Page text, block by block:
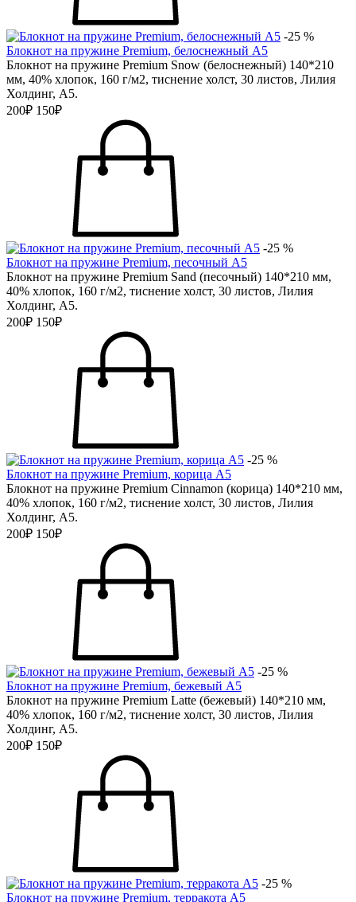
-25 %
Блокнот на пружине Premium, белоснежный А5
Блокнот на пружине Premium Snow (белоснежный) 140*210
мм, 40% хлопок, 160 г/м2, тиснение холст, 30 листов, Лилия
Холдинг, А5.
200₽ 150₽
-25 %
Блокнот на пружине Premium, песочный А5
Блокнот на пружине Premium Sand (песочный) 140*210 мм,
40% хлопок, 160 г/м2, тиснение холст, 30 листов, Лилия
Холдинг, А5.
200₽ 150₽
-25 %
Блокнот на пружине Premium, корица А5
Блокнот на пружине Premium Cinnamon (корица) 140*210 мм,
40% хлопок, 160 г/м2, тиснение холст, 30 листов, Лилия
Холдинг, А5.
200₽ 150₽
-25 %
Блокнот на пружине Premium, бежевый А5
Блокнот на пружине Premium Latte (бежевый) 140*210 мм,
40% хлопок, 160 г/м2, тиснение холст, 30 листов, Лилия
Холдинг, А5.
200₽ 150₽
-25 %
Блокнот на пружине Premium, терракота А5